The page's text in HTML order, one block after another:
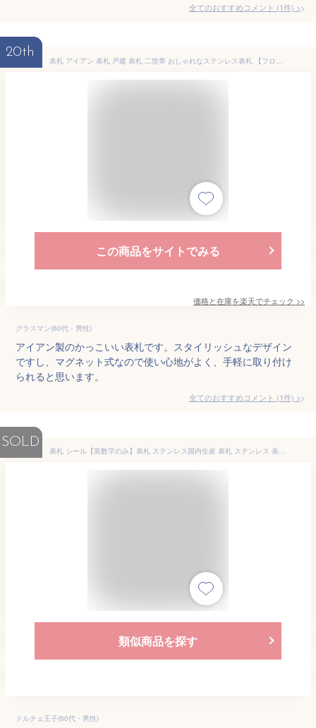
全てのおすすめコメント (1件) >
20th
表札 アイアン 表札 戸建 表札 二世帯 おしゃれなステンレス表札 【フローライン】【#アイアン表札】マグネット シール 看板 店舗用 玄関
この商品をサイトでみる
価格と在庫を楽天でチェック >>
グラスマン(60代・男性)
アイアン製のかっこいい表札です。スタイリッシュなデザイン
ですし、マグネット式なので使い心地がよく、手軽に取り付け
られると思います。
全てのおすすめコメント (1件) >
SOLD
表札 シール【英数字のみ】表札 ステンレス国内生産 表札 ステンレス 表札 アイアン 家族 サイン 表札 マグネット 英字 表札 北欧 表札 ひょうさつ 表札 おしゃれ ステンレス アルファベット 切り文字 リフォーム 表札 北欧 表札 戸建 ポスト 表札 シール gs-pl-sus-aku-b
類似商品を探す
ドルチェ王子(60代・男性)